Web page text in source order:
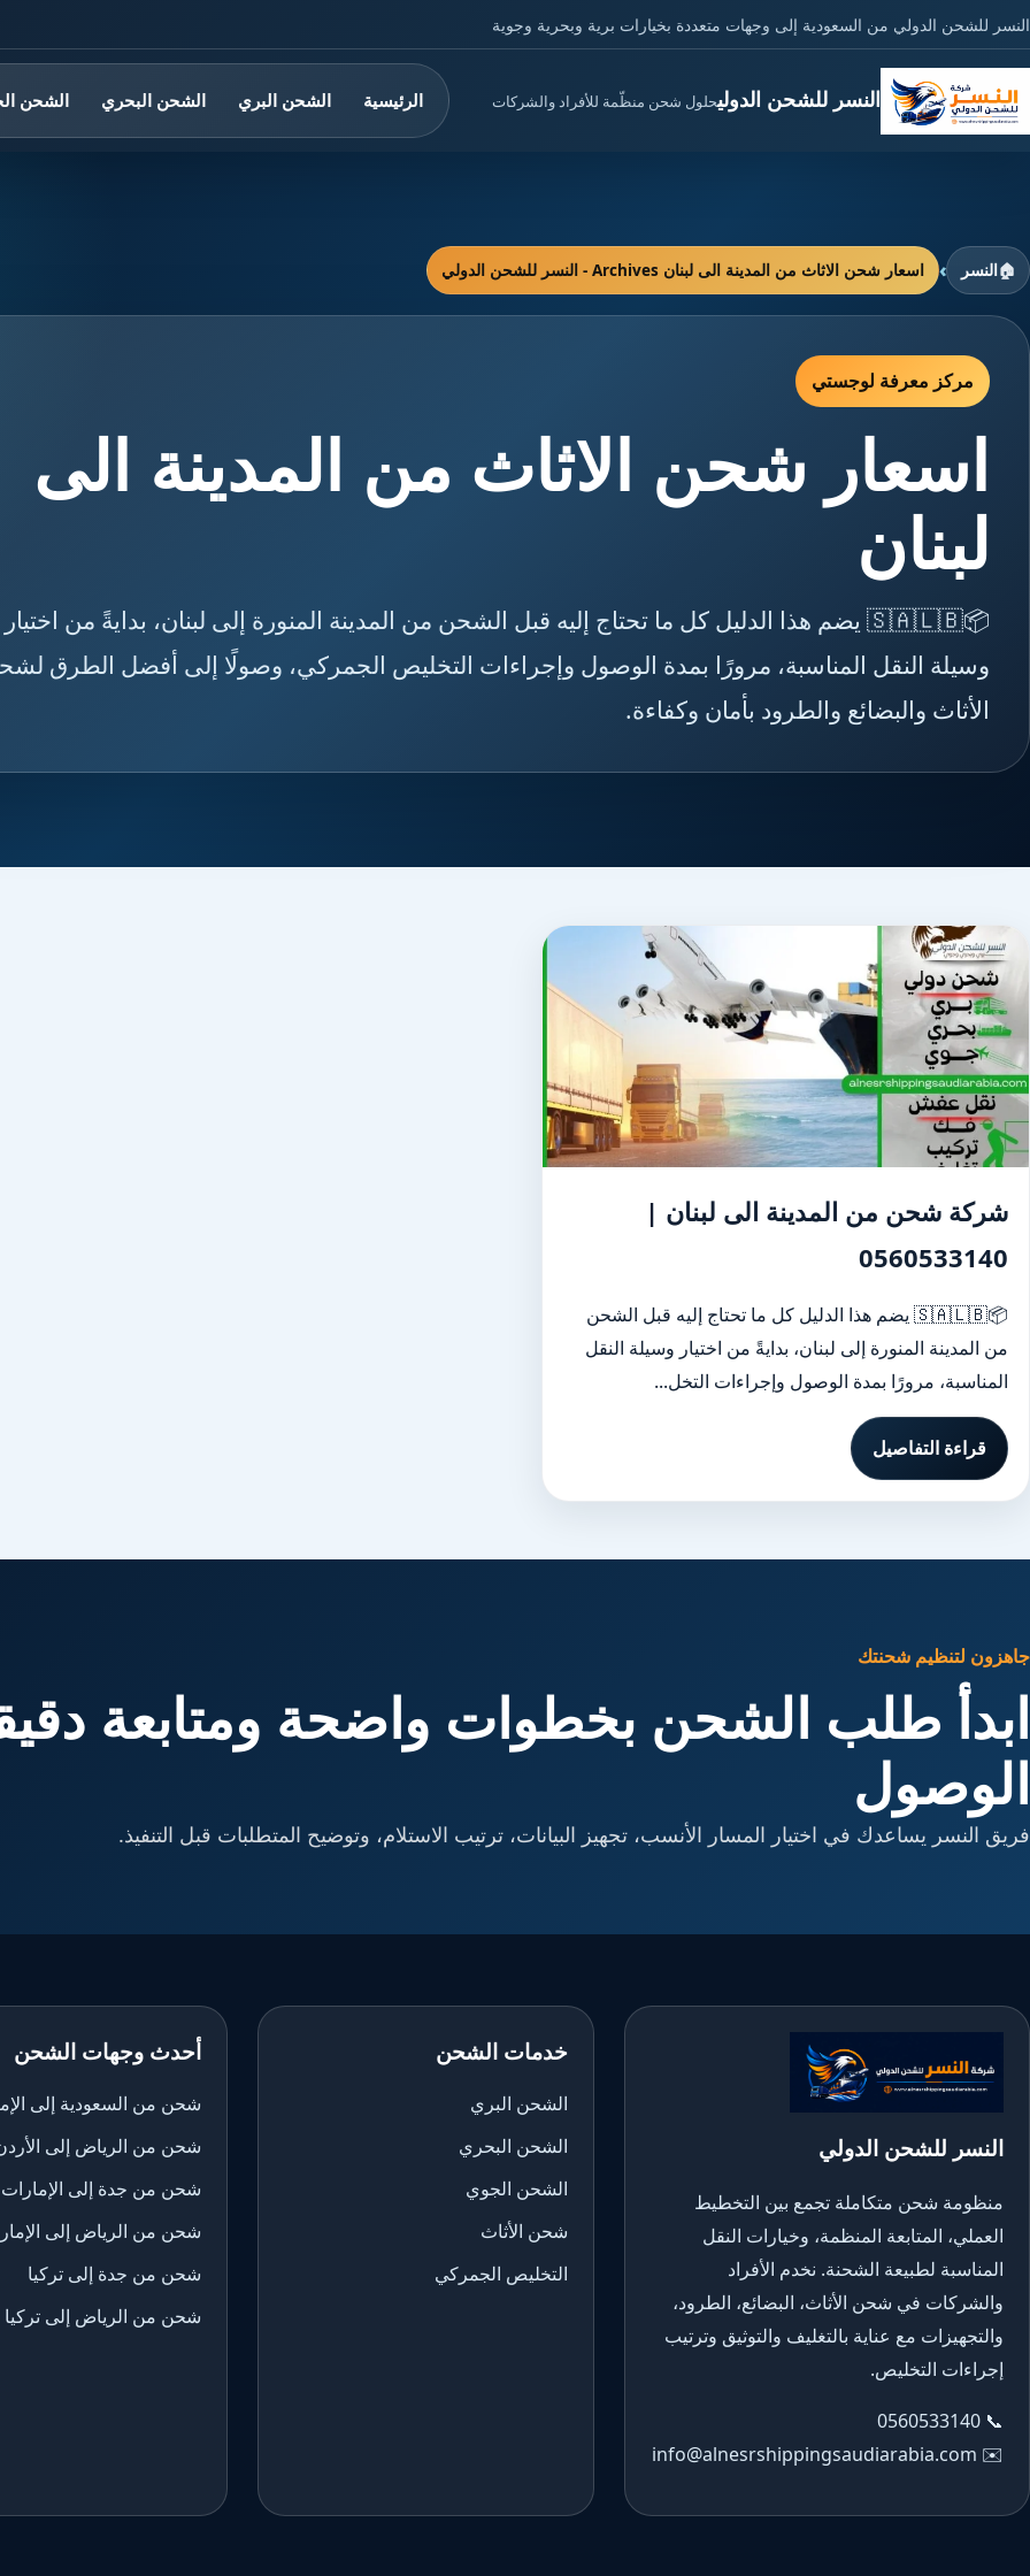
النسر للشحن الدولي من السعودية إلى وجهات متعددة بخيارات برية وبحرية وجوية
النسر للشحن الدوليحلول شحن منظّمة للأفراد والشركات الرئيسية الشحن البري الشحن البحري الشحن
🏠النسر › اسعار شحن الاثاث من المدينة الى لبنان Archives - النسر للشحن الدولي
مركز معرفة لوجستي
اسعار شحن الاثاث من المدينة الى
لبنان
📦🇸🇦🇱🇧 يضم هذا الدليل كل ما تحتاج إليه قبل الشحن من المدينة المنورة إلى لبنان، بدايةً من اختيار
وسيلة النقل المناسبة، مرورًا بمدة الوصول وإجراءات التخليص الجمركي، وصولًا إلى أفضل الطرق
الأثاث والبضائع والطرود بأمان وكفاءة.
شركة شحن من المدينة الى لبنان |
0560533140
📦🇸🇦🇱🇧 يضم هذا الدليل كل ما تحتاج إليه قبل الشحن
من المدينة المنورة إلى لبنان، بدايةً من اختيار وسيلة النقل
المناسبة، مرورًا بمدة الوصول وإجراءات التخل...
قراءة التفاصيل
جاهزون لتنظيم شحنتك
ابدأ طلب الشحن بخطوات واضحة ومتابعة
الوصول
فريق النسر يساعدك في اختيار المسار الأنسب، تجهيز البيانات، ترتيب الاستلام، وتوضيح المتطلبات قبل التنفيذ.
النسر للشحن الدولي
منظومة شحن متكاملة تجمع بين التخطيط
العملي، المتابعة المنظمة، وخيارات النقل
المناسبة لطبيعة الشحنة. نخدم الأفراد
والشركات في شحن الأثاث، البضائع، الطرود،
والتجهيزات مع عناية بالتغليف والتوثيق وترتيب
إجراءات التخليص.
📞
0560533140
✉️
info@alnesrshippingsaudiarabia.com
خدمات الشحن
الشحن البري
الشحن البحري
الشحن الجوي
شحن الأثاث
التخليص الجمركي
أحدث وجهات الشحن
شحن من السعودية إلى
شحن من الرياض إلى
شحن من جدة إلى الإمارات
شحن من الرياض إلى
شحن من جدة إلى تركيا
شحن من الرياض إلى تركيا